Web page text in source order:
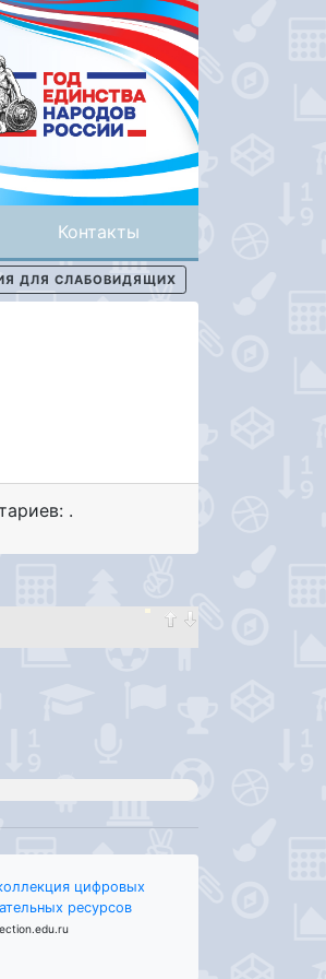
Контакты
ДЛЯ СЛАБОВИДЯЩИХ
.
цифровых
ресурсов